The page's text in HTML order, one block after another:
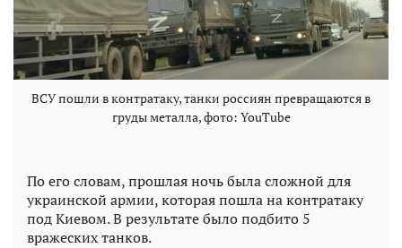
ВСУ пошли в контратаку, танки россиян превращаются в
груды металла, фото: YouTube
По его словам, прошлая ночь была сложной для
украинской армии, которая пошла на контратаку
под Киевом. В результате было подбито 5
вражеских танков.